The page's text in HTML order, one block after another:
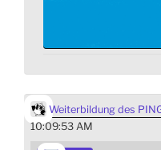
Weiterbildung des PING
10:09:53 AM